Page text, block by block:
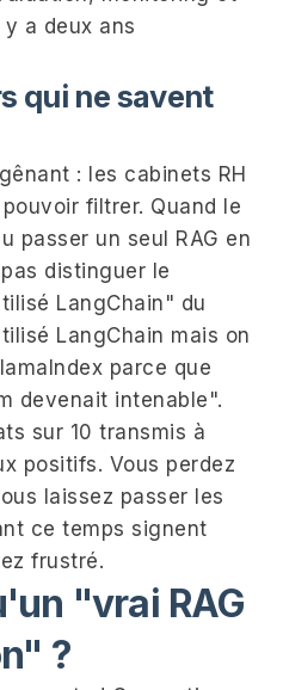
a deux ans
qui ne savent
: les cabinets RH
filtrer. Quand le
passer un seul RAG en
distinguer le
LangChain" du
LangChain mais on
parce que
devenait intenable".
sur 10 transmis à
positifs. Vous perdez
laissez passer les
ce temps signent
frustré.
"vrai RAG
?